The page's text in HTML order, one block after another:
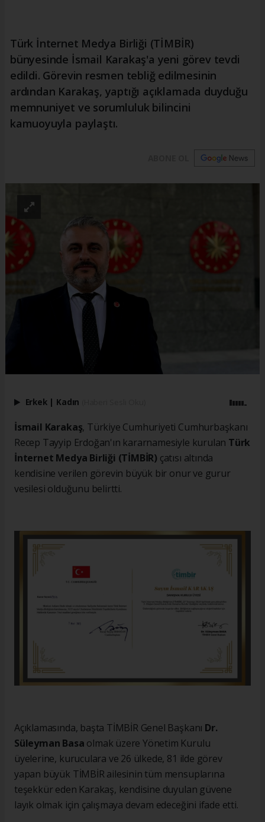
Türk İnternet Medya Birliği (TİMBİR)
bünyesinde İsmail Karakaş'a yeni görev tevdi
edildi. Görevin resmen tebliğ edilmesinin
ardından Karakaş, yaptığı açıklamada duyduğu
memnuniyet ve sorumluluk bilincini
kamuoyuyla paylaştı.
Erkek | Kadın
İsmail Karakaş, Türkiye Cumhuriyeti Cumhurbaşkanı
Recep Tayyip Erdoğan'ın kararnamesiyle kurulan Türk
İnternet Medya Birliği (TİMBİR) çatısı altında
kendisine verilen görevin büyük bir onur ve gurur
vesilesi olduğunu belirtti.
Açıklamasında, başta TİMBİR Genel Başkanı Dr.
Süleyman Basa olmak üzere Yönetim Kurulu
üyelerine, kuruculara ve 26 ülkede, 81 ilde görev
yapan büyük TİMBİR ailesinin tüm mensuplarına
teşekkür eden Karakaş, kendisine duyulan güvene
layık olmak için çalışmaya devam edeceğini ifade etti.